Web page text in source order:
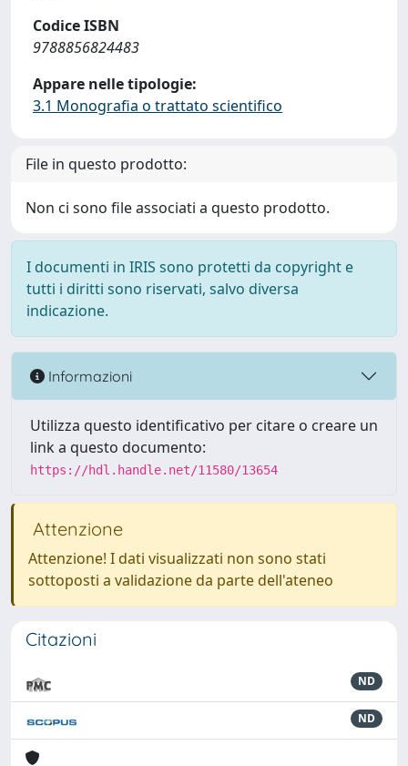
Codice ISBN
9788856824483
Appare nelle tipologie:
3.1 Monografia o trattato scientifico
File in questo prodotto:
Non ci sono file associati a questo prodotto.
I documenti in IRIS sono protetti da copyright e
tutti i diritti sono riservati, salvo diversa
indicazione.
Informazioni
Utilizza questo identificativo per citare o creare un
link a questo documento:
https://hdl.handle.net/11580/13654
Attenzione
Attenzione! I dati visualizzati non sono stati
sottoposti a validazione da parte dell'ateneo
Citazioni
ND
ND